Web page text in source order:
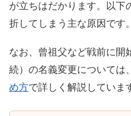
が立ちはだかります。以下
折してしまう主な原因です。
なお、曾祖父など戦前に開
続）の名義変更については、
め方で詳しく解説していま